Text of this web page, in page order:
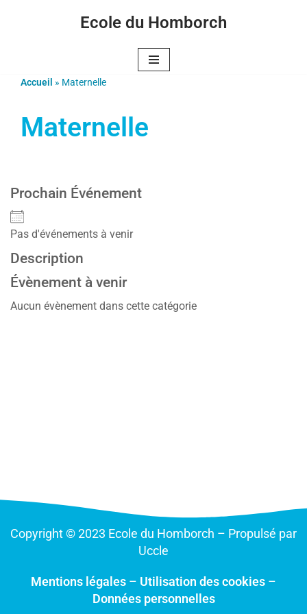
Ecole du Homborch
Accueil » Maternelle
Maternelle
Prochain Événement
Pas d'événements à venir
Description
Évènement à venir
Aucun évènement dans cette catégorie
Copyright © 2023 Ecole du Homborch – Propulsé par
Uccle
Mentions légales – Utilisation des cookies –
Données personnelles